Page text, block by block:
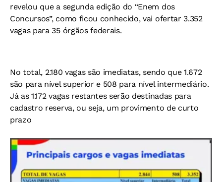
revelou que a segunda edição do “Enem dos
Concursos”, como ficou conhecido, vai ofertar 3.352
vagas para 35 órgãos federais.
No total, 2.180 vagas são imediatas, sendo que 1.672
são para nível superior e 508 para nível intermediário.
Já as 1.172 vagas restantes serão destinadas para
cadastro reserva, ou seja, um provimento de curto
prazo